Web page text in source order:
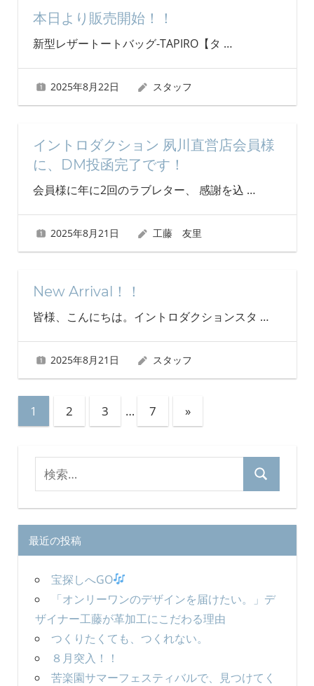
本日より販売開始！！
新型レザートートバッグ-TAPIRO【タ …
2025年8月22日 スタッフ
イントロダクション 夙川直営店会員様
に、DM投函完了です！
会員様に年に2回のラブレター、 感謝を込 …
2025年8月21日 工藤 友里
New Arrival！！
皆様、こんにちは。イントロダクションスタ …
2025年8月21日 スタッフ
投
稿
の
ペ
ー
ジ
送
り
1 2 3 … 7
次
の
»
対
象:
検
最近の投稿
宝探しへGO
「オンリーワンのデザインを届けたい。」デ
ザイナー工藤が革加工にこだわる理由
つくりたくても、つくれない。
８月突入！！
苦楽園サマーフェスティバルで、見つけてく